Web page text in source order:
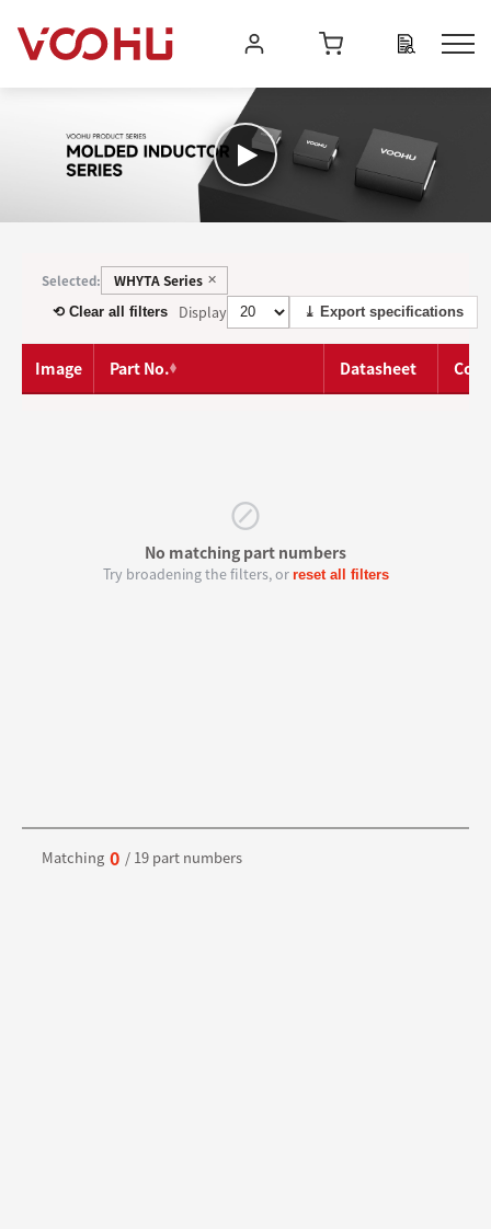
Selected: WHYTA Series ✕
⟲ Clear all filters Display ⤓ Export specifications
Image Part No. Datasheet
⊘
No matching part numbers
Try broadening the filters, or reset all filters
Matching 0 / 19 part numbers